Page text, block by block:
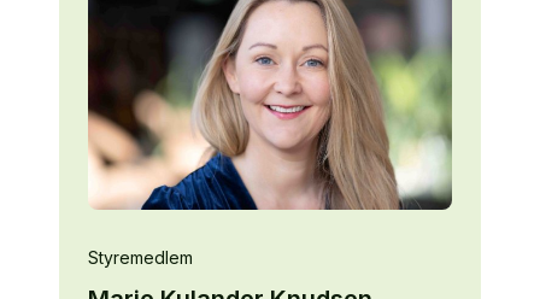
Styremedlem